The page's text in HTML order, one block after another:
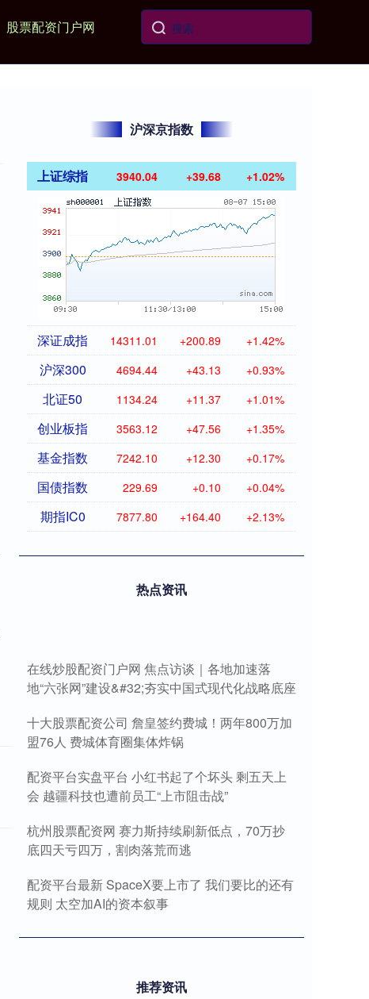
股票配资门户网
沪深京指数
上证综指 3940.04 +39.68 +1.02%
深证成指 14311.01 +200.89 +1.42%
沪深300 4694.44 +43.13 +0.93%
北证50 1134.24 +11.37 +1.01%
创业板指 3563.12 +47.56 +1.35%
基金指数 7242.10 +12.30 +0.17%
国债指数 229.69 +0.10 +0.04%
期指IC0 7877.80 +164.40 +2.13%
热点资讯
在线炒股配资门户网 焦点访谈｜各地加速落
地“六张网”建设&#32;夯实中国式现代化战略底座
十大股票配资公司 詹皇签约费城！两年800万加
盟76人 费城体育圈集体炸锅
配资平台实盘平台 小红书起了个坏头 剩五天上
会 越疆科技也遭前员工“上市阻击战”
杭州股票配资网 赛力斯持续刷新低点，70万抄
底四天亏四万，割肉落荒而逃
配资平台最新 SpaceX要上市了 我们要比的还有
规则 太空加AI的资本叙事
推荐资讯